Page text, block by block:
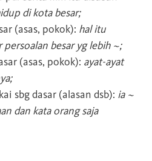
di kota besar;
(asas, pokok): hal itu
besar yg lebih ~;
(asas, pokok): ayat-ayat
sbg dasar (alasan dsb): ia ~
dan kata orang saja